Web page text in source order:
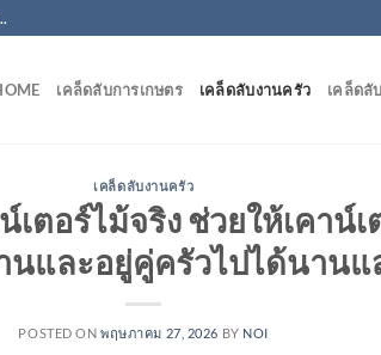
เคล็ดลับการเกษตร เคล็ดลับงานครัว เคล็ดลั
เคล็ดลับงานครัว
เตอร์ไม้จริง ช่วยให้เคาน์
นและอยู่คู่ครัวไปได้นาน
POSTED ONพฤษภาคม 27, 2026 BY NOI